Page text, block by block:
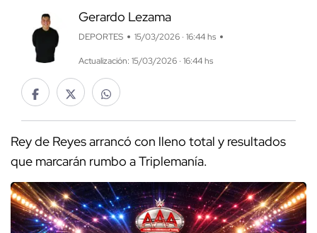
Gerardo Lezama
DEPORTES 15/03/2026 · 16:44 hs
Actualización: 15/03/2026 · 16:44 hs
Rey de Reyes arrancó con lleno total y resultados
que marcarán rumbo a Triplemanía.